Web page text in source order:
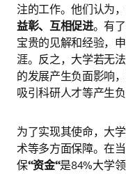
注的工作。他们认为，
益彰、互相促进。有
宝贵的见解和经验，
涯。反之，大学若无
的发展产生负面影响
吸引科研人才等产生
为了实现其使命，大
术等多方面保障。在
保“资金“是84%大学